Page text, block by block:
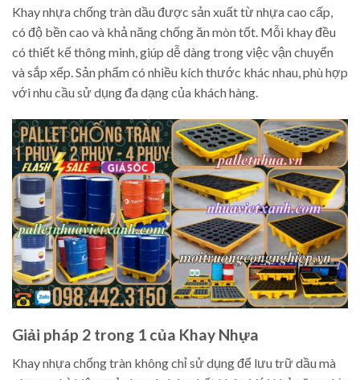
Khay nhựa chống tràn dầu được sản xuất từ nhựa cao cấp,
có độ bền cao và khả năng chống ăn mòn tốt. Mỗi khay đều
có thiết kế thông minh, giúp dễ dàng trong việc vận chuyển
và sắp xếp. Sản phẩm có nhiều kích thước khác nhau, phù hợp
với nhu cầu sử dụng đa dạng của khách hàng.
Giải pháp 2 trong 1 của Khay Nhựa
Khay nhựa chống tràn không chỉ sử dụng để lưu trữ dầu mà